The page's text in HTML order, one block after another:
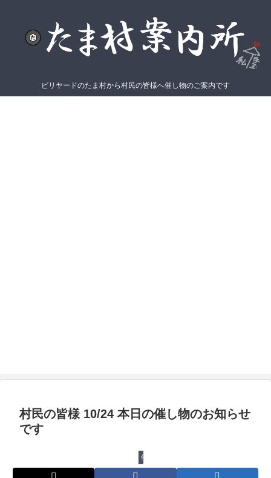
ビリヤードのたま村から村民の皆様へ催し物のご案内です
村民の皆様 10/24 本日の催し物のお知らせ
です
催し物